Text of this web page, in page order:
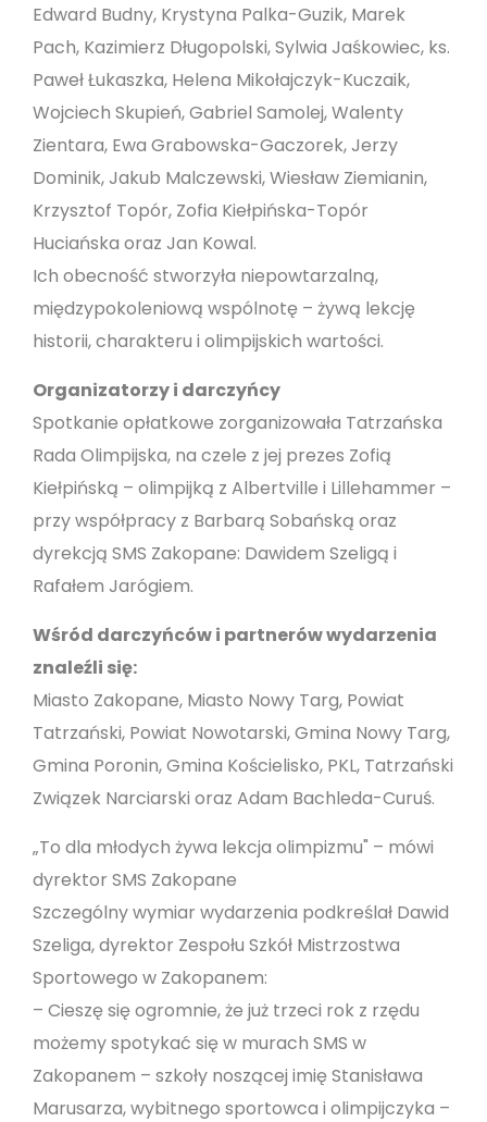
Edward Budny, Krystyna Palka-Guzik, Marek
Pach, Kazimierz Długopolski, Sylwia Jaśkowiec, ks.
Paweł Łukaszka, Helena Mikołajczyk-Kuczaik,
Wojciech Skupień, Gabriel Samolej, Walenty
Zientara, Ewa Grabowska-Gaczorek, Jerzy
Dominik, Jakub Malczewski, Wiesław Ziemianin,
Krzysztof Topór, Zofia Kiełpińska-Topór
Huciańska oraz Jan Kowal.
Ich obecność stworzyła niepowtarzalną,
międzypokoleniową wspólnotę – żywą lekcję
historii, charakteru i olimpijskich wartości.
Organizatorzy i darczyńcy
Spotkanie opłatkowe zorganizowała Tatrzańska
Rada Olimpijska, na czele z jej prezes Zofią
Kiełpińską – olimpijką z Albertville i Lillehammer –
przy współpracy z Barbarą Sobańską oraz
dyrekcją SMS Zakopane: Dawidem Szeligą i
Rafałem Jarógiem.
Wśród darczyńców i partnerów wydarzenia
znaleźli się:
Miasto Zakopane, Miasto Nowy Targ, Powiat
Tatrzański, Powiat Nowotarski, Gmina Nowy Targ,
Gmina Poronin, Gmina Kościelisko, PKL, Tatrzański
Związek Narciarski oraz Adam Bachleda-Curuś.
„To dla młodych żywa lekcja olimpizmu" – mówi
dyrektor SMS Zakopane
Szczególny wymiar wydarzenia podkreślał Dawid
Szeliga, dyrektor Zespołu Szkół Mistrzostwa
Sportowego w Zakopanem:
– Cieszę się ogromnie, że już trzeci rok z rzędu
możemy spotykać się w murach SMS w
Zakopanem – szkoły noszącej imię Stanisława
Marusarza, wybitnego sportowca i olimpijczyka –